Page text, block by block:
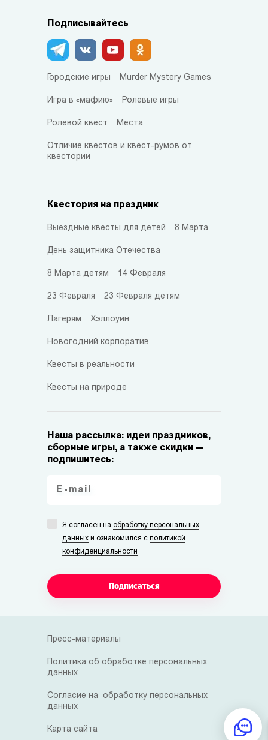
Подписывайтесь
Городские игры Murder Mystery Games
Игра в «мафию» Ролевые игры
Ролевой квест Места
Отличие квестов и квест-румов от
квестории
Квестория на праздник
Выездные квесты для детей 8 Марта
День защитника Отечества
8 Марта детям 14 Февраля
23 Февраля 23 Февраля детям
Лагерям Хэллоуин
Новогодний корпоратив
Квесты в реальности
Квесты на природе
Наша рассылка: идеи праздников,
сборные игры, а также скидки —
подпишитесь:
Я согласен на обработку персональных
данных и ознакомился с политикой
конфиденциальности
Подписаться
Пресс-материалы
Политика об обработке персональных
данных
Согласие на обработку персональных
данных
Карта сайта